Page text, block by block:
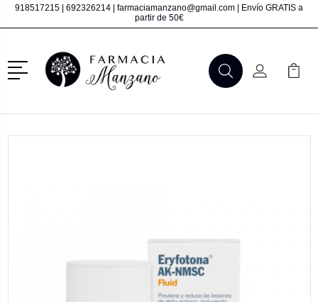
918517215 692326214 farmaciamanzano@gmail.com | Envío GRATIS a
partir de 50€
Menú
BuscarMi Cuenta
Mi